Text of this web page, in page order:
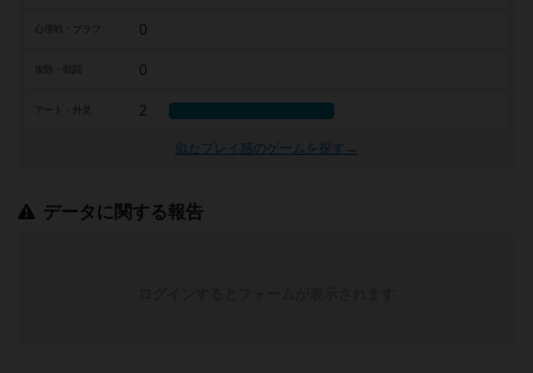
0
0
アート・外見 2
似たプレイ感のゲームを探す→
データに関する報告